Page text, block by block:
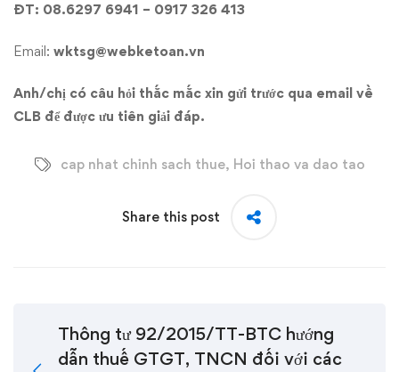
ĐT: 08.6297 6941 – 0917 326 413
Email: wktsg@webketoan.vn
Anh/chị có câu hỏi thắc mắc xin gửi trước qua email về
CLB để được ưu tiên giải đáp.
cap nhat chinh sach thue, Hoi thao va dao tao
Share this post
Thông tư 92/2015/TT-BTC hướng
dẫn thuế GTGT, TNCN đối với các